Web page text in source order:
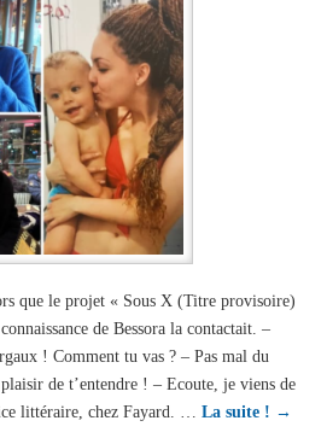
que le projet « Sous X (Titre provisoire)
de Bessora la contactait. –
! Comment tu vas ? – Pas mal du
de t’entendre ! – Ecoute, je viens de
littéraire, chez Fayard. … La suite ! →